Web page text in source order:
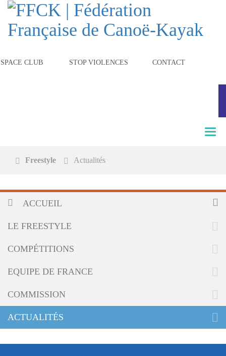
CLUB STOP VIOLENCES CONTACT
T
n
g
Freestyle Actualités
ACCUEIL
LE FREESTYLE
COMPÉTITIONS
EQUIPE DE FRANCE
COMMISSION
ACTUALITÉS